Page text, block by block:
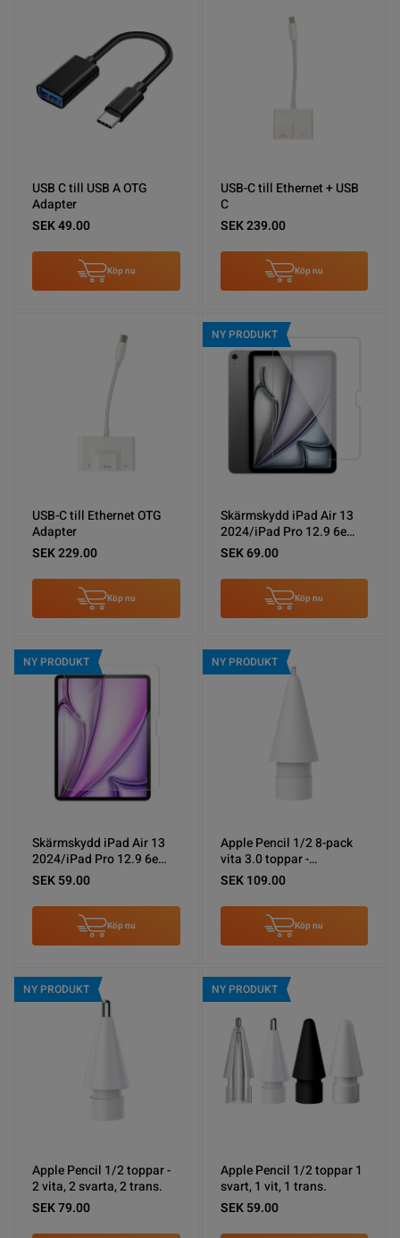
USB C till USB A OTG
Adapter
SEK 49.00
Köp nu
USB-C till Ethernet + USB
C
SEK 239.00
Köp nu
USB-C till Ethernet OTG
Adapter
SEK 229.00
Köp nu
NY PRODUKT
Skärmskydd iPad Air 13
2024/iPad Pro 12.9 6e
Gen Härdat Glas
SEK 69.00
Köp nu
NY PRODUKT
Skärmskydd iPad Air 13
2024/iPad Pro 12.9 6e
Gen Härdat Glas (miljö)
SEK 59.00
Köp nu
NY PRODUKT
Apple Pencil 1/2 8-pack
vita 3.0 toppar -
Uppgraderade
SEK 109.00
Köp nu
NY PRODUKT
Apple Pencil 1/2 toppar -
2 vita, 2 svarta, 2 trans.
SEK 79.00
NY PRODUKT
Apple Pencil 1/2 toppar 1
svart, 1 vit, 1 trans.
SEK 59.00